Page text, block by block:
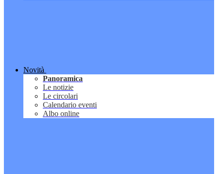
Novità
Panoramica
Le notizie
Le circolari
Calendario eventi
Albo online